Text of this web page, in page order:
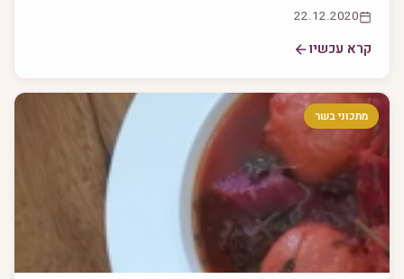
22.12.2020
קרא עכשיו
מתכוני בשר